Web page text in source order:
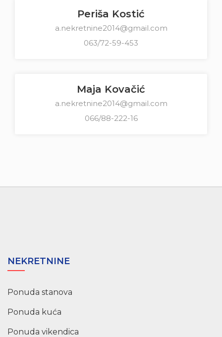
Periša Kostić
a.nekretnine2014@gmail.com
063/72-59-453
Maja Kovačić
a.nekretnine2014@gmail.com
066/88-222-16
NEKRETNINE
Ponuda stanova
Ponuda kuća
Ponuda vikendica